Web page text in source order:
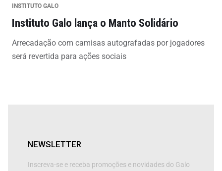
INSTITUTO GALO
Instituto Galo lança o Manto Solidário
Arrecadação com camisas autografadas por jogadores
será revertida para ações sociais
NEWSLETTER
Inscreva-se e receba promoções e novidades do Galo